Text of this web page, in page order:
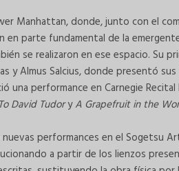
Manhattan, donde, junto con el
parte fundamental de la
se realizaron en ese espacio. Su
y Almus Salcius, donde presentó sus
una performance en Carnegie
David TudoryA Grapefruit in the
performances en el Sogetsu
a partir de los lienzos